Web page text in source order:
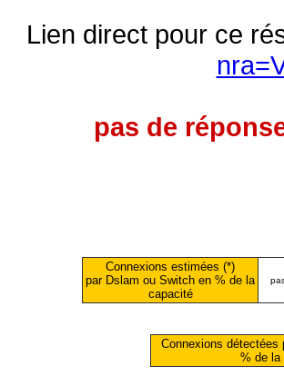
Lien direct pour ce
pas de
Connexions estimées (*)
par Dslam ou Switch en % de la
capacité
Connexions détectées
% de la